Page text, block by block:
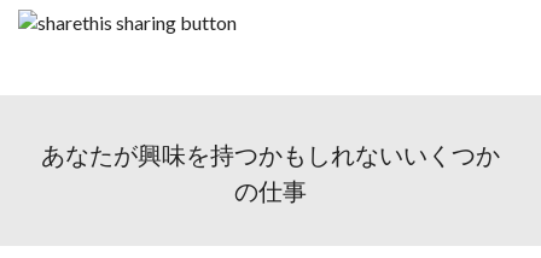
あなたが興味を持つかもしれないいくつか
の仕事